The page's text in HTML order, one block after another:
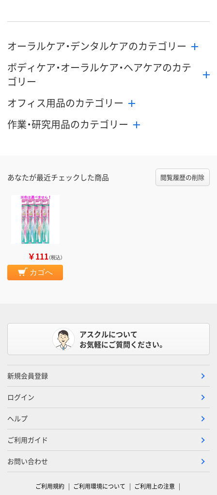
オーラルケア・デンタルケアのカテゴリー
ボディケア・オーラルケア・ヘアケアのカテ
ゴリー
オフィス用品のカテゴリー
作業・研究用品のカテゴリー
あなたが最近チェックした商品 閲覧履歴の削除
￥111（税込）
カゴへ
アスクルについて
お気軽にご質問ください。
新規会員登録
ログイン
ヘルプ
ご利用ガイド
お問い合わせ
ご利用規約 ご利用環境について ご利用上の注意